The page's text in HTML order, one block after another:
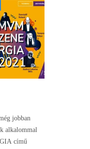
jobban
alkalommal
című